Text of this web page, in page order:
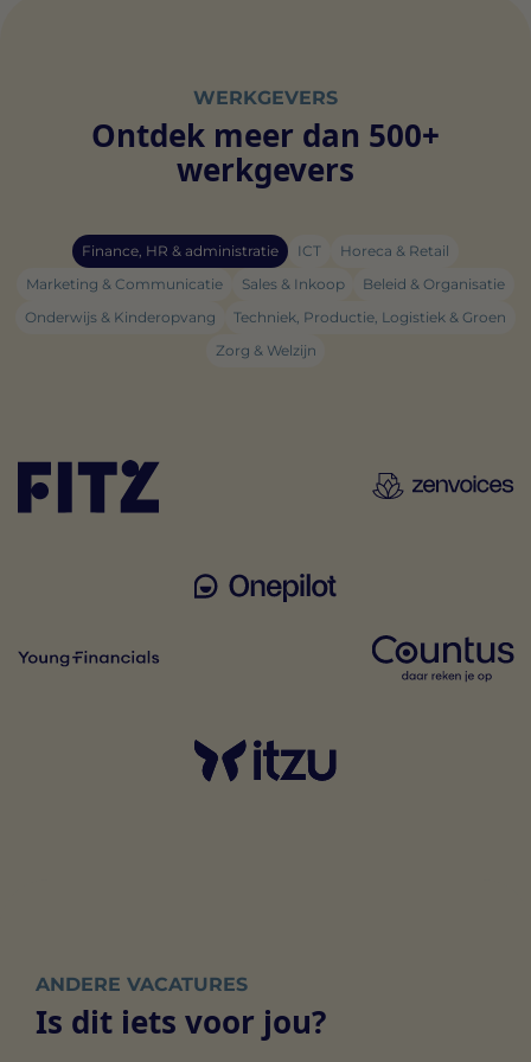
WERKGEVERS
Ontdek meer dan 500+
werkgevers
Finance, HR & administratie ICT
Horeca & Retail
Marketing & Communicatie
Sales & Inkoop
Beleid & Organisatie
Onderwijs & Kinderopvang
Techniek, Productie, Logistiek & Groen
Zorg & Welzijn
ANDERE VACATURES
Is dit iets voor jou?